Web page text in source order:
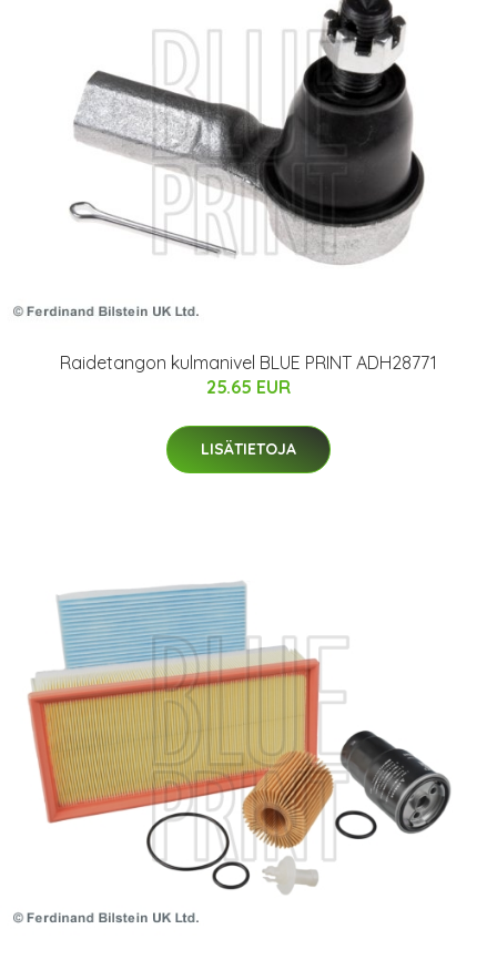
Raidetangon kulmanivel BLUE PRINT ADH28771
25.65 EUR
LISÄTIETOJA